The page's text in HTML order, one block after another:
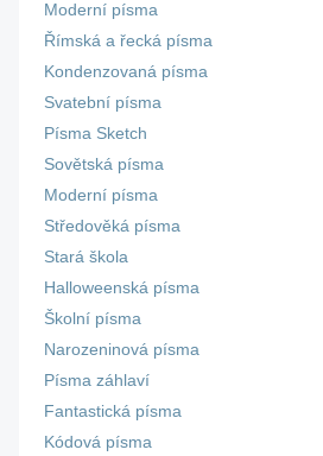
Moderní písma
Římská a řecká písma
Kondenzovaná písma
Svatební písma
Písma Sketch
Sovětská písma
Moderní písma
Středověká písma
Stará škola
Halloweenská písma
Školní písma
Narozeninová písma
Písma záhlaví
Fantastická písma
Kódová písma